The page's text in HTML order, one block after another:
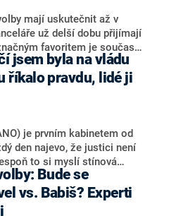
klubu senátorů ODS
že počítá s odchodem
a že Naše Česko není
mají uskutečnit až v
už delší dobu přijímají
favoritem je současná
za ním pak bookmakeři
ANO, tedy premiéra
průmyslu Karla Havlíčka.
sázkařů je poslanec za
Jan Kubáček nicméně
ze zmíněné trojice
něj současná koalice dosud
mohla konkurovat.
jsem byla na vládu
říkalo pravdu, lidé ji
je prvním kabinetem od
den najevo, že justici není
to si myslí stínová
Eva Decroix. V
NEWS si nebrala servítky
svého nástupce Jeronýma
vs. Babiš? Experti